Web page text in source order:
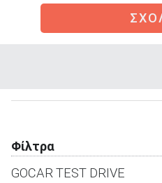
Μεταχειρισμένα
Επιχειρήσεις
Φίλτρα
GOCAR TEST DRIVE